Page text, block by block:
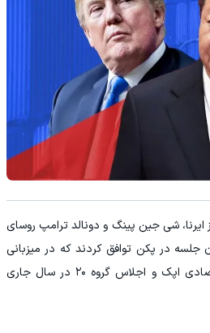
شی جین پینگ و دونالد ترامپ روسای
در پکن توافق کردند که در میزبانی
موفقیت‌آمیز نشست رهبران اقتصادی اپک و اجلاس گروه ۲۰ در سال جاری